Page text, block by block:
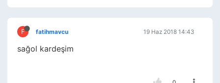
F fatihmavcu 19 Haz 2018 14:43
sağol kardeşim